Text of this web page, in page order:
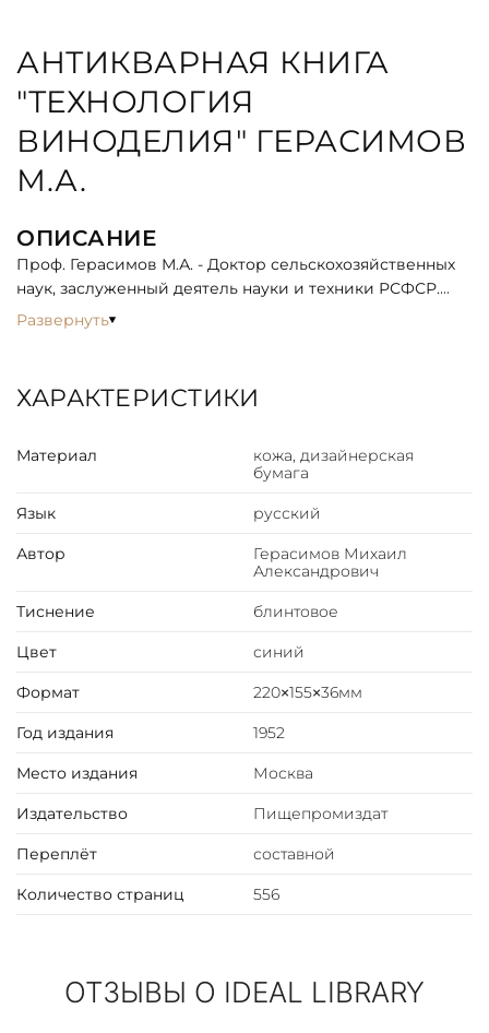
АНТИКВАРНАЯ КНИГА
"ТЕХНОЛОГИЯ
ВИНОДЕЛИЯ" ГЕРАСИМОВ
М.А.
ОПИСАНИЕ
Проф. Герасимов М.А. - Доктор сельскохозяйственных
наук, заслуженный деятель науки и техники РСФСР.
Издание состоит из двух частей — общей и
дано описание и обоснование всех технологических
операций, применяемых при изготовлении
кончая выпуском готового продукта.
К первой части отнесено также описание болезней,
пороков и недостатков вина и методов лечения
больных вин и исправление порочных.
Вторая часть учебника — специальная технология
виноделия — содержит описание специальных
технологических процессов выработки вин различных
Ко второй части отнесена также технология
Развернуть
ХАРАКТЕРИСТИКИ
Материал
кожа, дизайнерская
бумага
Язык русский
Автор
Герасимов Михаил
Александрович
Тиснение блинтовое
Цвет синий
Формат 220×155×36мм
Год издания 1952
Место издания Москва
Издательство Пищепромиздат
Переплёт составной
Количество страниц 556
ОТЗЫВЫ О IDEAL LIBRARY